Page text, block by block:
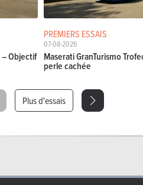
Objectif
PREMIERS ESSAIS
07-08-2026
Maserati GranTurismo
perle cachée
Plus d'essais